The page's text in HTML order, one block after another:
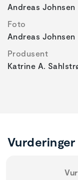
Andreas Johnsen
Foto
Andreas Johnsen
Produsent
Katrine A.
Vurderinger